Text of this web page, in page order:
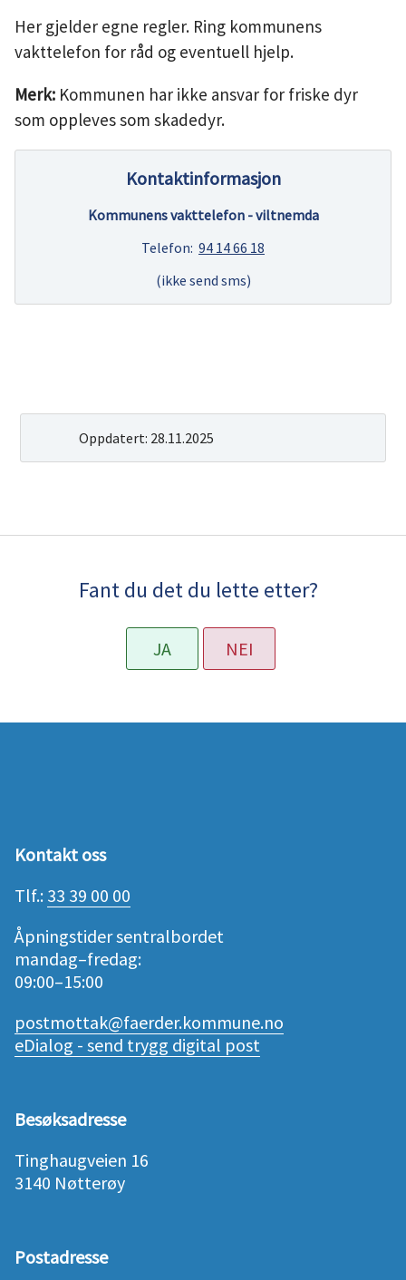
Her gjelder egne regler. Ring kommunens
vakttelefon for råd og eventuell hjelp.
Merk: Kommunen har ikke ansvar for friske dyr
som oppleves som skadedyr.
Kontaktinformasjon
Kommunens vakttelefon - viltnemda
Telefon: 94 14 66 18
(ikke send sms)
Oppdatert: 28.11.2025
Fant du det du lette etter?
JA NEI
Kontakt oss
Tlf.: 33 39 00 00
Åpningstider sentralbordet
mandag–fredag:
09:00–15:00
postmottak@faerder.kommune.no
eDialog - send trygg digital post
Besøksadresse
Tinghaugveien 16
3140 Nøtterøy
Postadresse